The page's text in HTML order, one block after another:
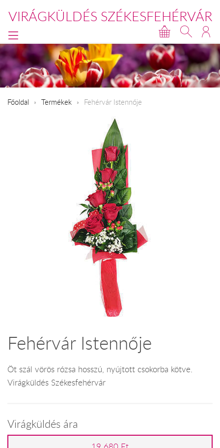
VIRÁGKÜLDÉS SZÉKESFEHÉRVÁR
Főoldal Termékek Fehérvár Istennője
Fehérvár Istennője
Öt szál vörös rózsa hosszú, nyújtott csokorba kötve.
Virágküldés Székesfehérvár
Virágküldés ára